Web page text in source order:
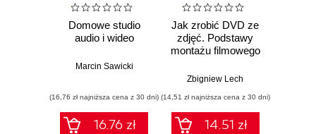
Domowe studio
audio i wideo
Marcin Sawicki
(16,76 zł najniższa cena z 30 dni)
16.76 zł
Jak zrobić DVD ze
zdjęć. Podstawy
montażu filmowego
Zbigniew Lech
(14,51 zł najniższa cena z 30 dni)
14.51 zł